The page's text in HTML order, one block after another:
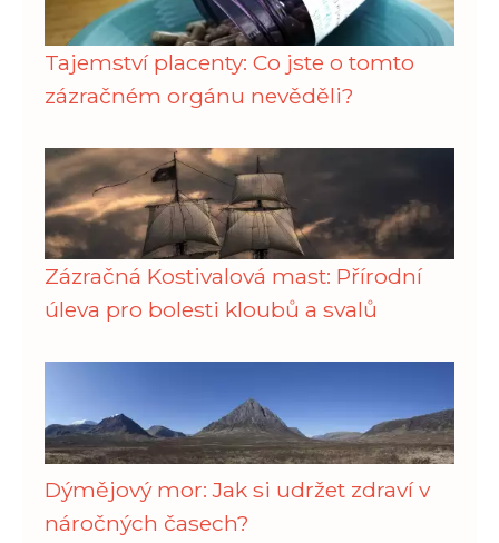
Tajemství placenty: Co jste o tomto
zázračném orgánu nevěděli?
Zázračná Kostivalová mast: Přírodní
úleva pro bolesti kloubů a svalů
Dýmějový mor: Jak si udržet zdraví v
náročných časech?